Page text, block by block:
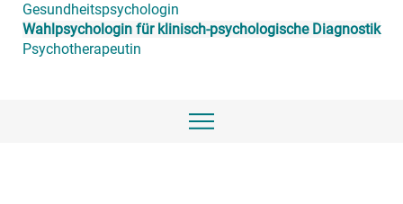
Gesundheitspsychologin
Wahlpsychologin für klinisch-psychologische Diagnostik
Psychotherapeutin